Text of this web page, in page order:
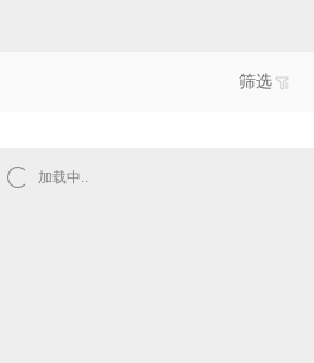
筛选
加载中..